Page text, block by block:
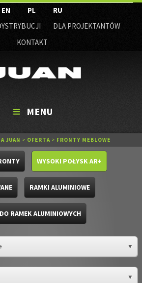
EN PL
RU
DLA PROJEKTANTÓW
KONTAKT
MENU
JUAN > OFERTA > FRONTY MEBLOWE
WYSOKI POŁYSK AR+
RAMKI ALUMINIOWE
RAMEK ALUMINIOWYCH